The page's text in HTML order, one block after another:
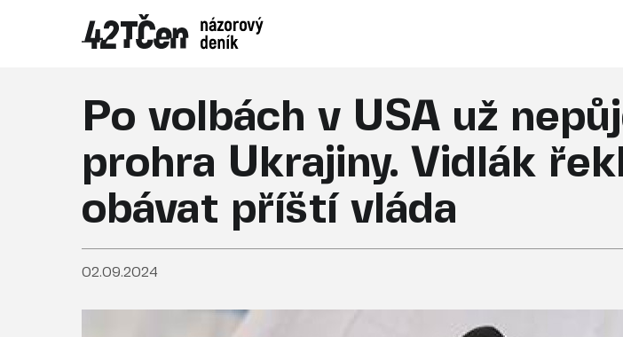
Po volbách v USA už
prohra Ukrajiny. Vidlák
obávat příští vláda
02.09.2024